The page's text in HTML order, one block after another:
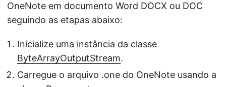
OneNote em documento Word DOCX ou DOC
seguindo as etapas abaixo:
Inicialize uma instância da classe
ByteArrayOutputStream.
Carregue o arquivo .one do OneNote usando a